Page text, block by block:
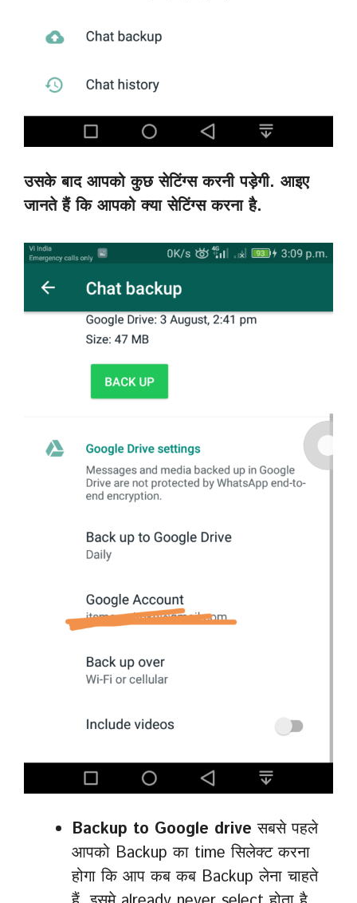
उसके बाद आपको कुछ सेटिंग्स करनी पड़ेगी. आइए
जानते हैं कि आपको क्या सेटिंग्स करना है.
Backup to Google driveसबसे पहले
आपको Backup का time सिलेक्ट करना
होगा कि आप कब कब Backup लेना चाहते